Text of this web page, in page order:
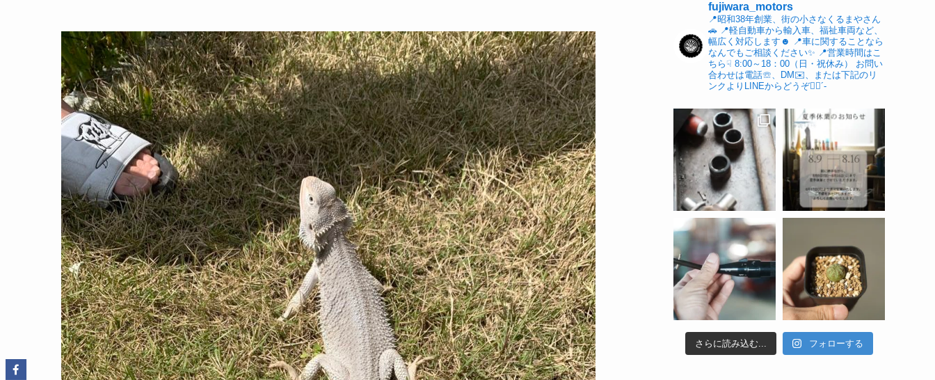
fujiwara_motors
📍昭和38年創業、街の小さなくるまやさん
🚗 📍軽自動車から輸入車、福祉車両など、
幅広く対応します☻︎ 📍車に関することなら
なんでもご相談ください✨ 📍営業時間はこ
ちら☟ 8:00～18：00（日・祝休み）
お問い
合わせは電話☏、DM✉️、または下記のリ
ンクよりLINEからどうぞ👌🏻´-
さらに読み込む... フォローする